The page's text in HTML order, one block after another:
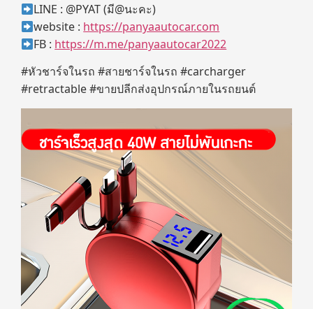
LINE : @PYAT (มี@นะคะ)
website : https://panyaautocar.com
FB : https://m.me/panyaautocar2022
#หัวชาร์จในรถ #สายชาร์จในรถ #carcharger
#retractable #ขายปลีกส่งอุปกรณ์ภายในรถยนต์